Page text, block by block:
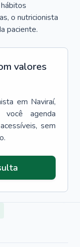
o nutricionista
paciente.
valores
em Naviraí,
agenda
sem